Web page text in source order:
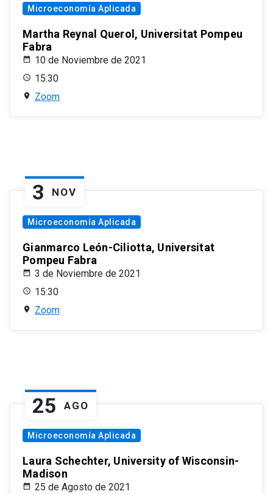
Microeconomía Aplicada
Martha Reynal Querol, Universitat Pompeu
Fabra
10 de Noviembre de 2021
15:30
Zoom
3 NOV
Microeconomía Aplicada
Gianmarco León-Ciliotta, Universitat
Pompeu Fabra
3 de Noviembre de 2021
15:30
Zoom
25 AGO
Microeconomía Aplicada
Laura Schechter, University of Wisconsin-
Madison
25 de Agosto de 2021